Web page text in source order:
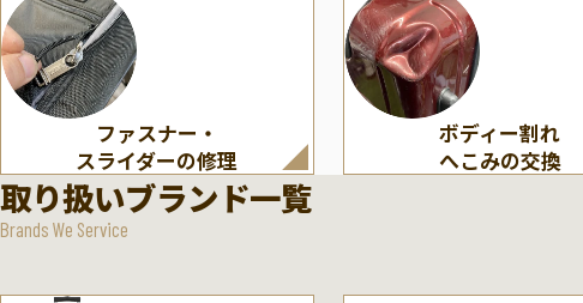
ファスナー・
スライダーの修理
ボディー割れ
へこみの交換
取り扱いブランド一覧
Brands We Service